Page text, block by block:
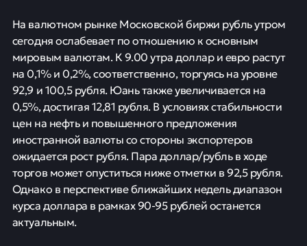
На валютном рынке Московской биржи рубль утром
сегодня ослабевает по отношению к основным
мировым валютам. К 9.00 утра доллар и евро растут
на 0,1% и 0,2%, соответственно, торгуясь на уровне
92,9 и 100,5 рубля. Юань также увеличивается на
0,5%, достигая 12,81 рубля. В условиях стабильности
цен на нефть и повышенного предложения
иностранной валюты со стороны экспортеров
ожидается рост рубля. Пара доллар/рубль в ходе
торгов может опуститься ниже отметки в 92,5 рубля.
Однако в перспективе ближайших недель диапазон
курса доллара в рамках 90-95 рублей останется
актуальным.